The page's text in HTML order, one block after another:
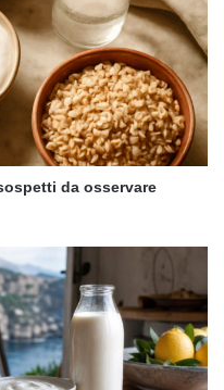
da osservare